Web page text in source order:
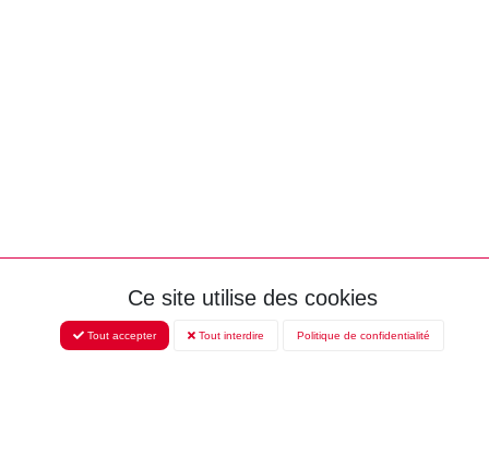
Ce site utilise des cookies
Tout accepter Tout interdire Politique de confidentialité